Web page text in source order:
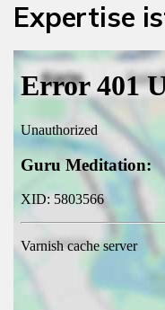
Expertise